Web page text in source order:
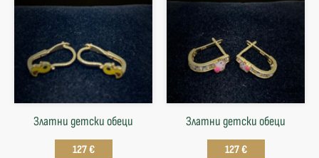
Златни детски обеци
127 €
Златни детски обеци
127 €